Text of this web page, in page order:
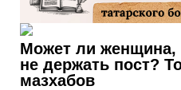
Может ли
не держать пост?
мазхабов